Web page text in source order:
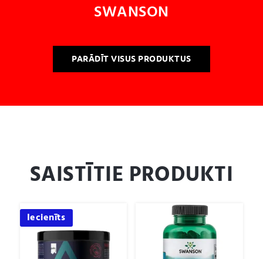
SWANSON
PARĀDĪT VISUS PRODUKTUS
SAISTĪTIE PRODUKTI
Iecienīts